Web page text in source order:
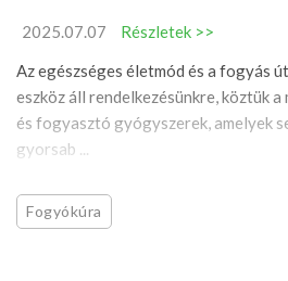
2025.07.07
Részletek >>
Az egészséges életmód és a fogyás
eszköz áll rendelkezésünkre, köztük
és fogyasztó gyógyszerek, amelyek
gyorsab ...
Fogyókúra